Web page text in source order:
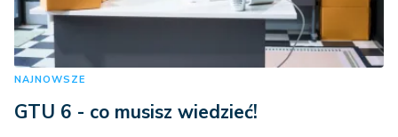
NAJNOWSZE
GTU 6 - co musisz wiedzieć!